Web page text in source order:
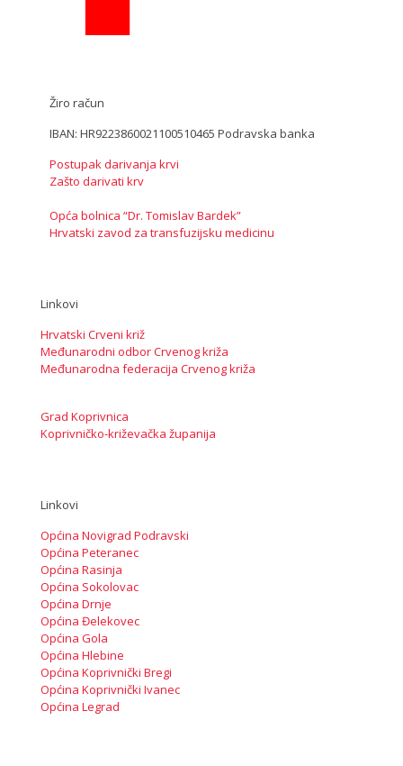
Žiro račun
IBAN: HR9223860021100510465 Podravska banka
Postupak darivanja krvi
Zašto darivati krv
Opća bolnica “Dr. Tomislav Bardek”
Hrvatski zavod za transfuzijsku medicinu
Linkovi
Hrvatski Crveni križ
Međunarodni odbor Crvenog križa
Međunarodna federacija Crvenog križa
Grad Koprivnica
Koprivničko-križevačka županija
Linkovi
Općina Novigrad Podravski
Općina Peteranec
Općina Rasinja
Općina Sokolovac
Općina Drnje
Općina Đelekovec
Općina Gola
Općina Hlebine
Općina Koprivnički Bregi
Općina Koprivnički Ivanec
Općina Legrad